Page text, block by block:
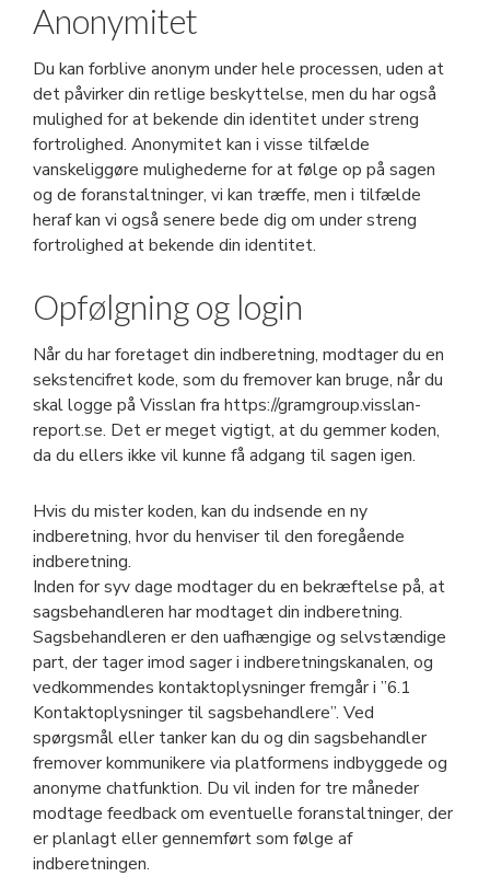
Anonymitet
Du kan forblive anonym under hele processen, uden at
det påvirker din retlige beskyttelse, men du har også
mulighed for at bekende din identitet under streng
fortrolighed. Anonymitet kan i visse tilfælde
vanskeliggøre mulighederne for at følge op på sagen
og de foranstaltninger, vi kan træffe, men i tilfælde
heraf kan vi også senere bede dig om under streng
fortrolighed at bekende din identitet.
Opfølgning og login
Når du har foretaget din indberetning, modtager du en
sekstencifret kode, som du fremover kan bruge, når du
skal logge på Visslan fra https://gramgroup.visslan-
report.se. Det er meget vigtigt, at du gemmer koden,
da du ellers ikke vil kunne få adgang til sagen igen.
Hvis du mister koden, kan du indsende en ny
indberetning, hvor du henviser til den foregående
indberetning.
Inden for syv dage modtager du en bekræftelse på, at
sagsbehandleren har modtaget din indberetning.
Sagsbehandleren er den uafhængige og selvstændige
part, der tager imod sager i indberetningskanalen, og
vedkommendes kontaktoplysninger fremgår i ”6.1
Kontaktoplysninger til sagsbehandlere”. Ved
spørgsmål eller tanker kan du og din sagsbehandler
fremover kommunikere via platformens indbyggede og
anonyme chatfunktion. Du vil inden for tre måneder
modtage feedback om eventuelle foranstaltninger, der
er planlagt eller gennemført som følge af
indberetningen.